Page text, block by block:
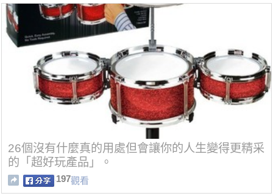
26個沒有什麼真的用處但會讓你的人生變得更精采
的「超好玩產品」。
197觀看